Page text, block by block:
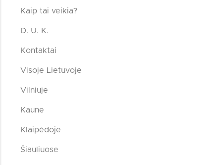
Kaip tai veikia?
D. U. K.
Kontaktai
Visoje Lietuvoje
Vilniuje
Kaune
Klaipėdoje
Šiauliuose